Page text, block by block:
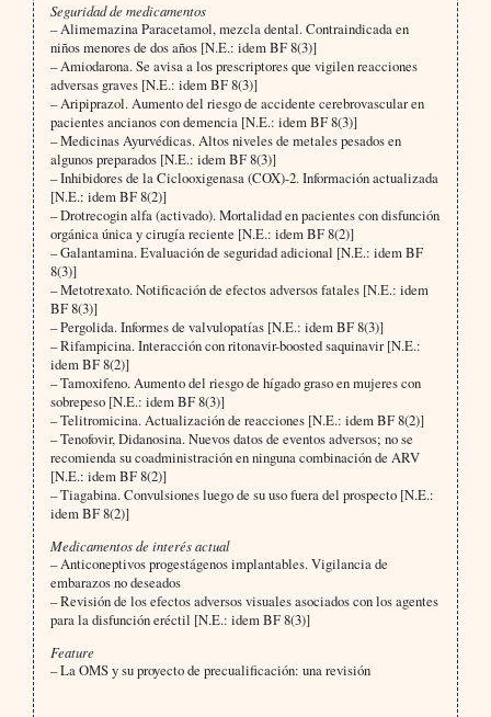
Seguridad de medicamentos
– Alimemazina Paracetamol, mezcla dental. Contraindicada en
niños menores de dos años [N.E.: idem BF 8(3)]
– Amiodarona. Se avisa a los prescriptores que vigilen reacciones
adversas graves [N.E.: idem BF 8(3)]
– Aripiprazol. Aumento del riesgo de accidente cerebrovascular en
pacientes ancianos con demencia [N.E.: idem BF 8(3)]
– Medicinas Ayurvédicas. Altos niveles de metales pesados en
algunos preparados [N.E.: idem BF 8(3)]
– Inhibidores de la Ciclooxigenasa (COX)-2. Información actualizada
[N.E.: idem BF 8(2)]
– Drotrecogin alfa (activado). Mortalidad en pacientes con disfunción
orgánica única y cirugía reciente [N.E.: idem BF 8(2)]
– Galantamina. Evaluación de seguridad adicional [N.E.: idem BF
8(3)]
– Metotrexato. Notificación de efectos adversos fatales [N.E.: idem
BF 8(3)]
– Pergolida. Informes de valvulopatías [N.E.: idem BF 8(3)]
– Rifampicina. Interacción con ritonavir-boosted saquinavir [N.E.:
idem BF 8(2)]
– Tamoxifeno. Aumento del riesgo de hígado graso en mujeres con
sobrepeso [N.E.: idem BF 8(3)]
– Telitromicina. Actualización de reacciones [N.E.: idem BF 8(2)]
– Tenofovir, Didanosina. Nuevos datos de eventos adversos; no se
recomienda su coadministración en ninguna combinación de ARV
[N.E.: idem BF 8(2)]
– Tiagabina. Convulsiones luego de su uso fuera del prospecto [N.E.:
idem BF 8(2)]
Medicamentos de interés actual
– Anticoneptivos progestágenos implantables. Vigilancia de
embarazos no deseados
– Revisión de los efectos adversos visuales asociados con los agentes
para la disfunción eréctil [N.E.: idem BF 8(3)]
Feature
– La OMS y su proyecto de precualificación: una revisión